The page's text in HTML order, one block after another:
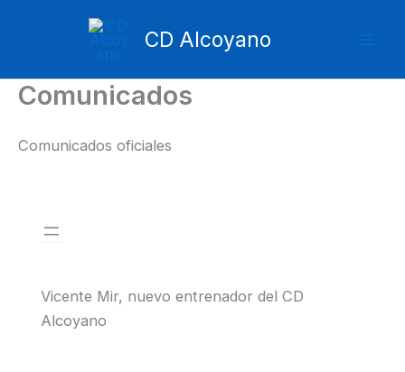
CD Alcoyano
Comunicados
Comunicados oficiales
Vicente Mir, nuevo entrenador del CD
Alcoyano